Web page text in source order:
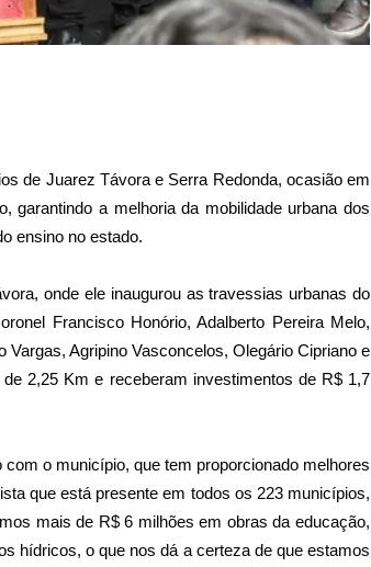
de Juarez Távora e Serra Redonda, ocasião em
garantindo a melhoria da mobilidade urbana dos
ensino no estado.
onde ele inaugurou as travessias urbanas do
Francisco Honório, Adalberto Pereira Melo,
Agripino Vasconcelos, Olegário Cipriano e
2,25 Km e receberam investimentos de R$ 1,7
o município, que tem proporcionado melhores
que está presente em todos os 223 municípios,
mais de R$ 6 milhões em obras da educação,
hídricos, o que nos dá a certeza de que estamos